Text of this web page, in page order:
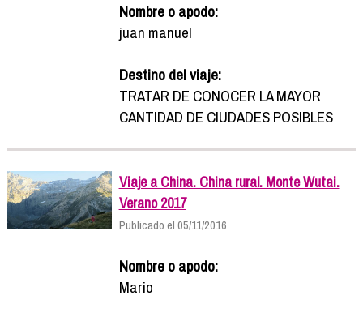
Nombre o apodo:
juan manuel
Destino del viaje:
TRATAR DE CONOCER LA MAYOR
CANTIDAD DE CIUDADES POSIBLES
Viaje a China. China rural. Monte Wutai.
Verano 2017
Publicado el 05/11/2016
Nombre o apodo:
Mario